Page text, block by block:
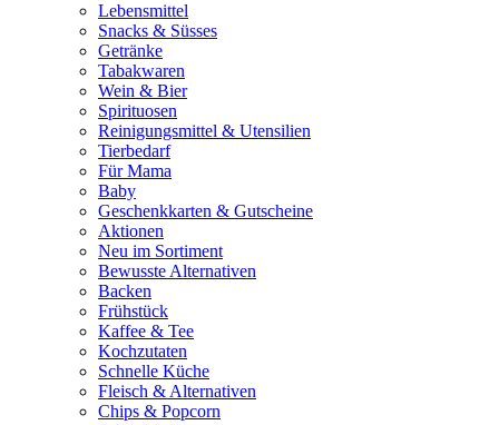
Lebensmittel
Snacks & Süsses
Getränke
Tabakwaren
Wein & Bier
Spirituosen
Reinigungsmittel & Utensilien
Tierbedarf
Für Mama
Baby
Geschenkkarten & Gutscheine
Aktionen
Neu im Sortiment
Bewusste Alternativen
Backen
Frühstück
Kaffee & Tee
Kochzutaten
Schnelle Küche
Fleisch & Alternativen
Chips & Popcorn